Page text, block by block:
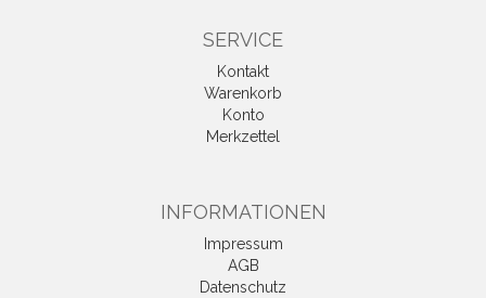
SERVICE
Kontakt
Warenkorb
Konto
Merkzettel
INFORMATIONEN
Impressum
AGB
Datenschutz